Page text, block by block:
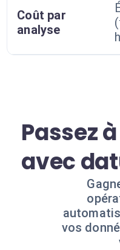
Coût par
analyse
Passez
avec
vos